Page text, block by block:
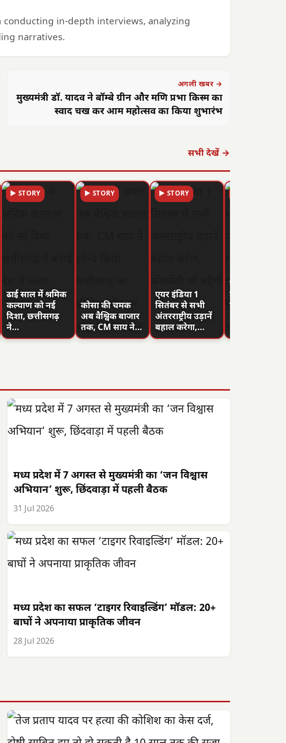
in-depth interviews, analyzing
narratives.
अगली खबर →
मुख्यमंत्री डॉ. यादव ने बॉम्बे ग्रीन और मणि प्रभा किस्म का
स्वाद चख कर आम महोत्सव का किया शुभारंभ
सभी देखें →
▶ STORY
ढाई साल में श्रमिक
कल्याण को नई
दिशा, छत्तीसगढ़
ने…
▶ STORY
कोसा की चमक
अब वैश्विक बाजार
तक, CM साय ने…
▶ STORY
एयर इंडिया 1
सितंबर से सभी
अंतरराष्ट्रीय उड़ानें
बहाल करेगा,…
छत्तीसगढ़: महतारी
वंदन योजना से
महिलाओं को मिले
मध्य प्रदेश में 7 अगस्त से मुख्यमंत्री का ‘जन विश्वास
अभियान’ शुरू, छिंदवाड़ा में पहली बैठक
31 Jul 2026
मध्य प्रदेश का सफल ‘टाइगर रिवाइल्डिंग’ मॉडल: 20+
बाघों ने अपनाया प्राकृतिक जीवन
28 Jul 2026